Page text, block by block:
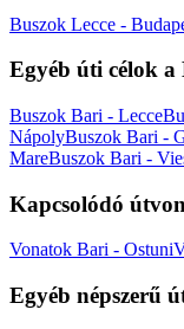
Buszok Lecce -
Egyéb úti célok
Buszok Bari - Lecce
NápolyBuszok Bari -
MareBuszok Bari -
Kapcsolódó
Vonatok Bari - Ostuni
Egyéb népszerű